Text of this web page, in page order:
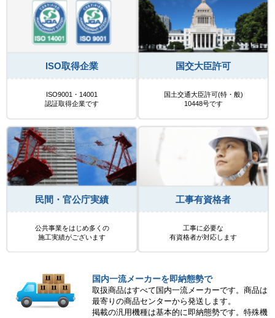
ISO取得企業
ISO9001・14001
認証取得企業です
国交大臣許可
国土交通大臣許可(特・般)
10448号です
民間・官公庁実績
公共事業をはじめ多くの
施工実績がございます
工事有資格者
工事に必要な
有資格者が対応します
国内一流メーカーを即納態勢で
取扱商品はすべて国内一流メーカーです。商品は
最寄りの商品センターから発送します。
掲載の汎用機種は基本的に即納態勢です。特殊機